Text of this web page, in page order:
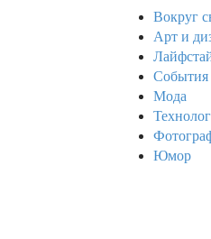
Вокруг
Арт и
События
Мода
Юмор